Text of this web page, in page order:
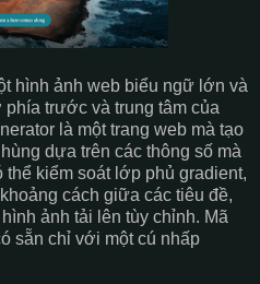
hình ảnh web biểu ngữ lớn và
trước và trung tâm của
là một trang web mà tạo
dựa trên các thông số mà
kiểm soát lớp phủ gradient,
cách giữa các tiêu đề,
ảnh tải lên tùy chỉnh. Mã
sẵn chỉ với một cú nhấp